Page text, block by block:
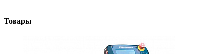
Товары